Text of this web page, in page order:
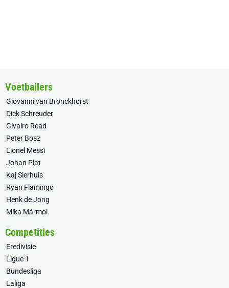
Voetballers
Giovanni van Bronckhorst
Dick Schreuder
Givairo Read
Peter Bosz
Lionel Messi
Johan Plat
Kaj Sierhuis
Ryan Flamingo
Henk de Jong
Mika Mármol
Competities
Eredivisie
Ligue 1
Bundesliga
Laliga